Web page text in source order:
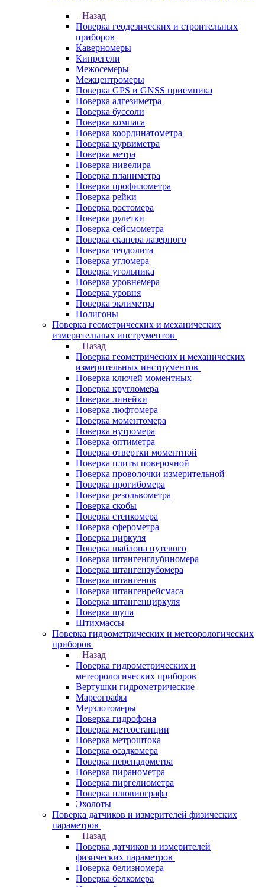
Назад
Поверка геодезических и строительных
приборов
Каверномеры
Кипрегели
Межосемеры
Межцентромеры
Поверка GPS и GNSS приемника
Поверка адгезиметра
Поверка буссоли
Поверка компаса
Поверка координатометра
Поверка курвиметра
Поверка метра
Поверка нивелира
Поверка планиметра
Поверка профилометра
Поверка рейки
Поверка ростомера
Поверка рулетки
Поверка сейсмометра
Поверка сканера лазерного
Поверка теодолита
Поверка угломера
Поверка угольника
Поверка уровнемера
Поверка уровня
Поверка эклиметра
Полигоны
Поверка геометрических и механических
измерительных инструментов
Назад
Поверка геометрических и механических
измерительных инструментов
Поверка ключей моментных
Поверка кругломера
Поверка линейки
Поверка люфтомера
Поверка моментомера
Поверка нутромера
Поверка оптиметра
Поверка отвертки моментной
Поверка плиты поверочной
Поверка проволочки измерительной
Поверка прогибомера
Поверка резольвометра
Поверка скобы
Поверка стенкомера
Поверка сферометра
Поверка циркуля
Поверка шаблона путевого
Поверка штангенглубиномера
Поверка штангензубомера
Поверка штангенов
Поверка штангенрейсмаса
Поверка штангенциркуля
Поверка щупа
Штихмассы
Поверка гидрометрических и метеорологических
приборов
Назад
Поверка гидрометрических и
метеорологических приборов
Вертушки гидрометрические
Мареографы
Мерзлотомеры
Поверка гидрофона
Поверка метеостанции
Поверка метроштока
Поверка осадкомера
Поверка перепадометра
Поверка пиранометра
Поверка пиргелиометра
Поверка плювиографа
Эхолоты
Поверка датчиков и измерителей физических
параметров
Назад
Поверка датчиков и измерителей
физических параметров
Поверка белизномера
Поверка белкомера